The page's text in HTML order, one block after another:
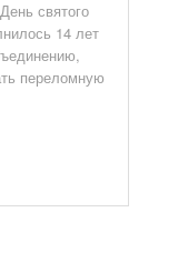
святого
14 лет
переломную